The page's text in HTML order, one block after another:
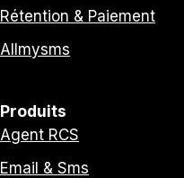
Rétention & Paiement
Allmysms
Produits
Agent RCS
Email & Sms